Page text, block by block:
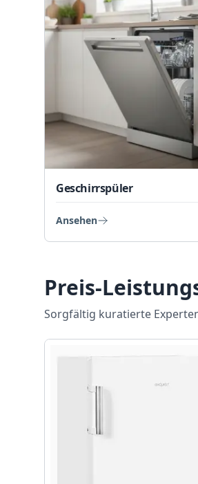
Geschirrspüler
Ansehen
Preis-
Sorgfältig kuratierte